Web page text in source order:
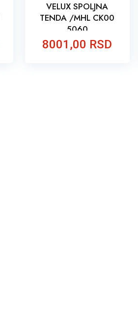
VELUX SPOLJNA
TENDA /MHL CK00
5060
8001,00 RSD